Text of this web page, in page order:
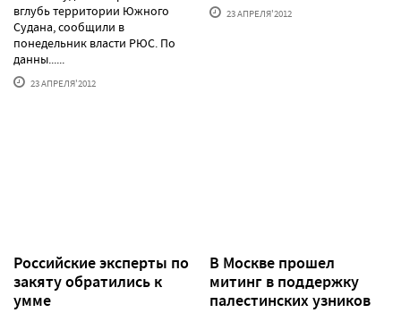
вглубь территории Южного
Судана, сообщили в
понедельник власти РЮС. По
данны......
23 АПРЕЛЯ'2012
23 АПРЕЛЯ'2012
Российские эксперты по
закяту обратились к
умме
В Москве прошел
митинг в поддержку
палестинских узников